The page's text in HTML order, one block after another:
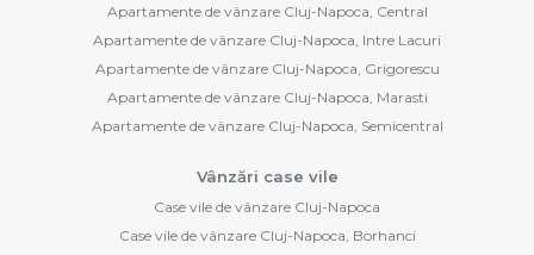
Apartamente de vânzare Cluj-Napoca, Central
Apartamente de vânzare Cluj-Napoca, Intre Lacuri
Apartamente de vânzare Cluj-Napoca, Grigorescu
Apartamente de vânzare Cluj-Napoca, Marasti
Apartamente de vânzare Cluj-Napoca, Semicentral
Vânzări case vile
Case vile de vânzare Cluj-Napoca
Case vile de vânzare Cluj-Napoca, Borhanci